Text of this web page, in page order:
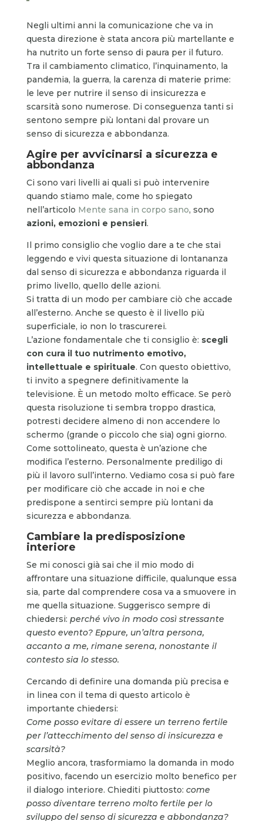
Negli ultimi anni la comunicazione che va in
questa direzione è stata ancora più martellante e
ha nutrito un forte senso di paura per il futuro.
Tra il cambiamento climatico, l’inquinamento, la
pandemia, la guerra, la carenza di materie prime:
le leve per nutrire il senso di insicurezza e
scarsità sono numerose. Di conseguenza tanti si
sentono sempre più lontani dal provare un
senso di sicurezza e abbondanza.
Agire per avvicinarsi a sicurezza e
abbondanza
Ci sono vari livelli ai quali si può intervenire
quando stiamo male, come ho spiegato
nell’articolo Mente sana in corpo sano, sono
azioni, emozioni e pensieri.
Il primo consiglio che voglio dare a te che stai
leggendo e vivi questa situazione di lontananza
dal senso di sicurezza e abbondanza riguarda il
primo livello, quello delle azioni.
Si tratta di un modo per cambiare ciò che accade
all’esterno. Anche se questo è il livello più
superficiale, io non lo trascurerei.
L’azione fondamentale che ti consiglio è: scegli
con cura il tuo nutrimento emotivo,
intellettuale e spirituale. Con questo obiettivo,
ti invito a spegnere definitivamente la
televisione. È un metodo molto efficace. Se però
questa risoluzione ti sembra troppo drastica,
potresti decidere almeno di non accendere lo
schermo (grande o piccolo che sia) ogni giorno.
Come sottolineato, questa è un’azione che
modifica l’esterno. Personalmente prediligo di
più il lavoro sull’interno. Vediamo cosa si può fare
per modificare ciò che accade in noi e che
predispone a sentirci sempre più lontani da
sicurezza e abbondanza.
Cambiare la predisposizione
interiore
Se mi conosci già sai che il mio modo di
affrontare una situazione difficile, qualunque essa
sia, parte dal comprendere cosa va a smuovere in
me quella situazione. Suggerisco sempre di
chiedersi: perché vivo in modo così stressante
questo evento? Eppure, un’altra persona,
accanto a me, rimane serena, nonostante il
contesto sia lo stesso.
Cercando di definire una domanda più precisa e
in linea con il tema di questo articolo è
importante chiedersi:
Come posso evitare di essere un terreno fertile
per l’attecchimento del senso di insicurezza e
scarsità?
Meglio ancora, trasformiamo la domanda in modo
positivo, facendo un esercizio molto benefico per
il dialogo interiore. Chiediti piuttosto: come
posso diventare terreno molto fertile per lo
sviluppo del senso di sicurezza e abbondanza?